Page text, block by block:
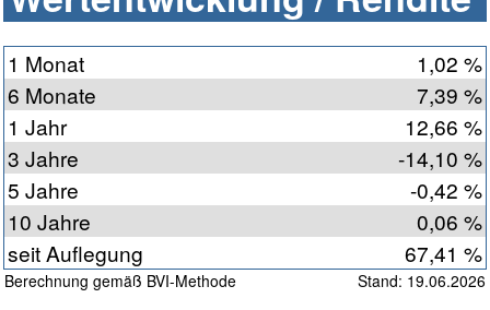
1 Monat
1,02 %
6 Monate
7,39 %
1 Jahr
12,66 %
3 Jahre
-14,10 %
5 Jahre
-0,42 %
10 Jahre
0,06 %
seit Auflegung
67,41 %
Berechnung gemäß BVI-Methode Stand: 19.06.2026